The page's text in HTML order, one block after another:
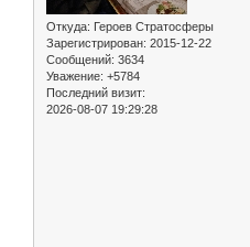
Откуда: Героев Стратосферы
Зарегистрирован: 2015-12-22
Сообщений: 3634
Уважение: +5784
Последний визит:
2026-08-07 19:29:28